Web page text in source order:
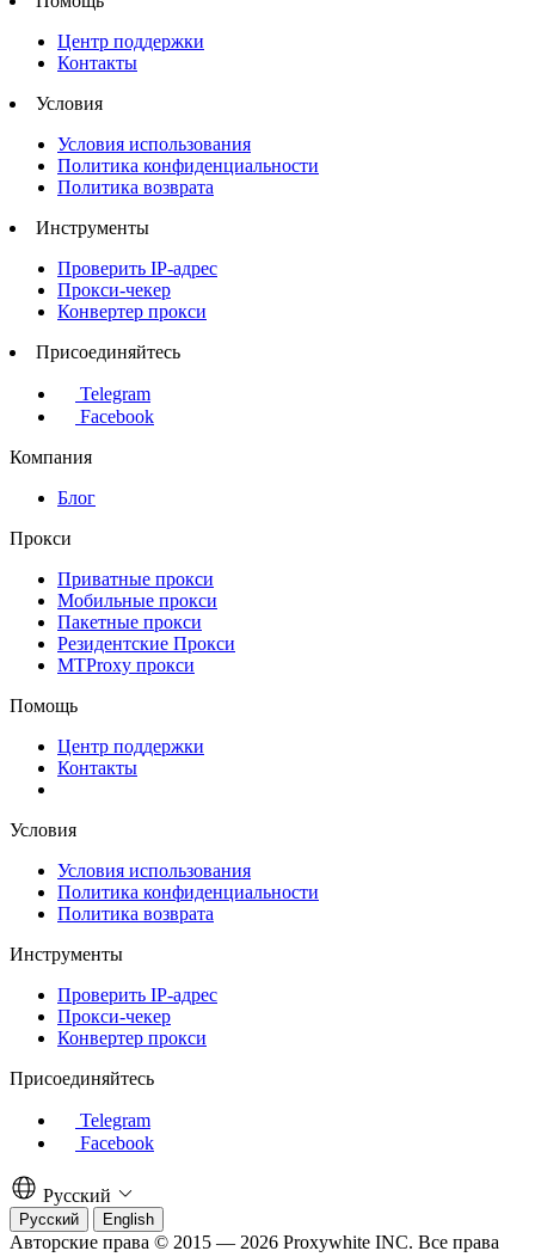
Центр поддержки
Контакты
Условия
Условия использования
Политика конфиденциальности
Политика возврата
Инструменты
Проверить IP-адрес
Прокси-чекер
Конвертер прокси
Присоединяйтесь
Telegram
Facebook
Компания
Блог
Прокси
Приватные прокси
Мобильные прокси
Пакетные прокси
Резидентские Прокси
MTProxy прокси
Помощь
Центр поддержки
Контакты
Условия
Условия использования
Политика конфиденциальности
Политика возврата
Инструменты
Проверить IP-адрес
Прокси-чекер
Конвертер прокси
Присоединяйтесь
Telegram
Facebook
Русский
Русский English
Авторские права © 2015 — 2026 Proxywhite INC. Все права